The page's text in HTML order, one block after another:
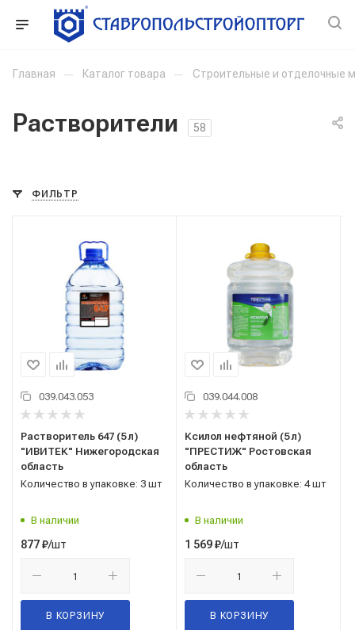
Главная — Каталог товара — Строительные и отделочные
Растворители 58
ФИЛЬТР
039.043.053
Растворитель 647 (5 л)
"ИВИТЕК" Нижегородская
область
Количество в упаковке: 3 шт
В наличии
877₽/шт
В КОРЗИНУ
039.044.008
Ксилол нефтяной (5 л)
"ПРЕСТИЖ" Ростовская
область
Количество в упаковке: 4 шт
В наличии
1 569₽/шт
В КОРЗИНУ